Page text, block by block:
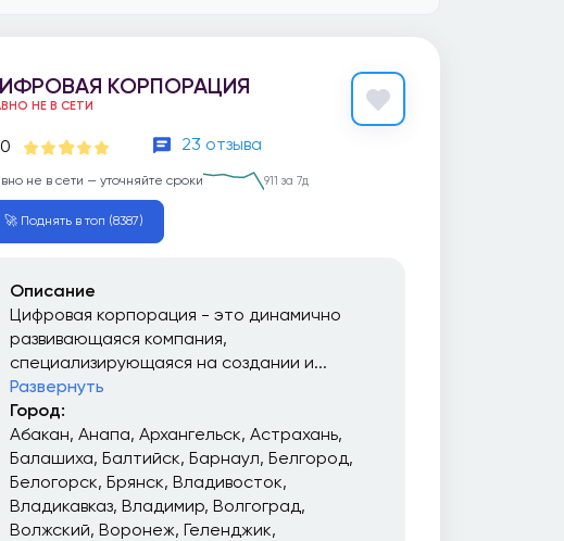
КОРПОРАЦИЯ
НЕ В СЕТИ
23 отзыва
не в сети — уточняйте сроки 911 за 7д
🚀 Поднять в топ (8387)
Описание
Цифровая корпорация - это динамично
развивающаяся компания,
специализирующаяся на создании и...
Развернуть
Город:
Абакан Анапа Архангельск Астрахань
Балашиха Балтийск Барнаул Белгород
Белогорск Брянск Владивосток
Владикавказ Владимир Волгоград
Волжский Воронеж Геленджик